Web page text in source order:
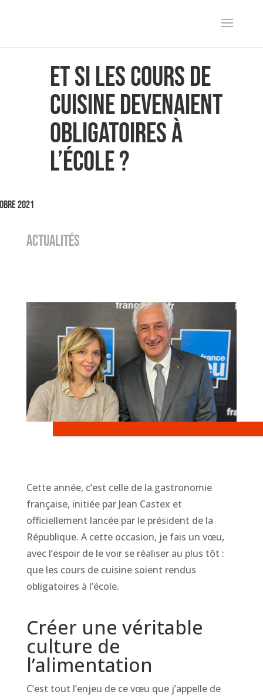
Et si les cours de
cuisine devenaient
obligatoires à
l’école ?
2021
ACTUALITÉS
Cette année, c’est celle de la gastronomie
française, initiée par Jean Castex et
officiellement lancée par le président de la
République. A cette occasion, je fais un vœu,
avec l’espoir de le voir se réaliser au plus tôt :
que les cours de cuisine soient rendus
obligatoires à l’école.
Créer une véritable
culture de
l’alimentation
C’est tout l’enjeu de ce vœu que j’appelle de